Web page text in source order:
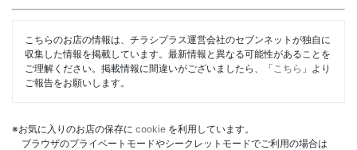
こちらのお店の情報は、チラシプラス運営会社のセブンネットが独自に
収集した情報を掲載しています。最新情報と異なる可能性があることを
ご理解ください。掲載情報に間違いがございましたら、「 こちら 」より
ご報告をお願いします。
※お気に入りのお店の保存に cookie を利用しています。
ブラウザのプライベートモードやシークレットモードでご利用の場合は